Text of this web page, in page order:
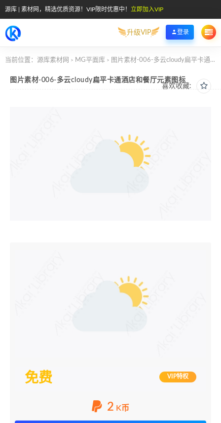
源库 | 素材网，精选优质资源！VIP限时优惠中！ 立即加入VIP
升级VIP 登录
当前位置： 源库素材网 > MG平面库 > 图片素材-006-多云cloudy扁平卡通酒店和餐厅元素图标
喜欢收藏:
图片素材-006-多云cloudy扁平卡通酒店和餐厅元素图标
免费 VIP特权
2 K币